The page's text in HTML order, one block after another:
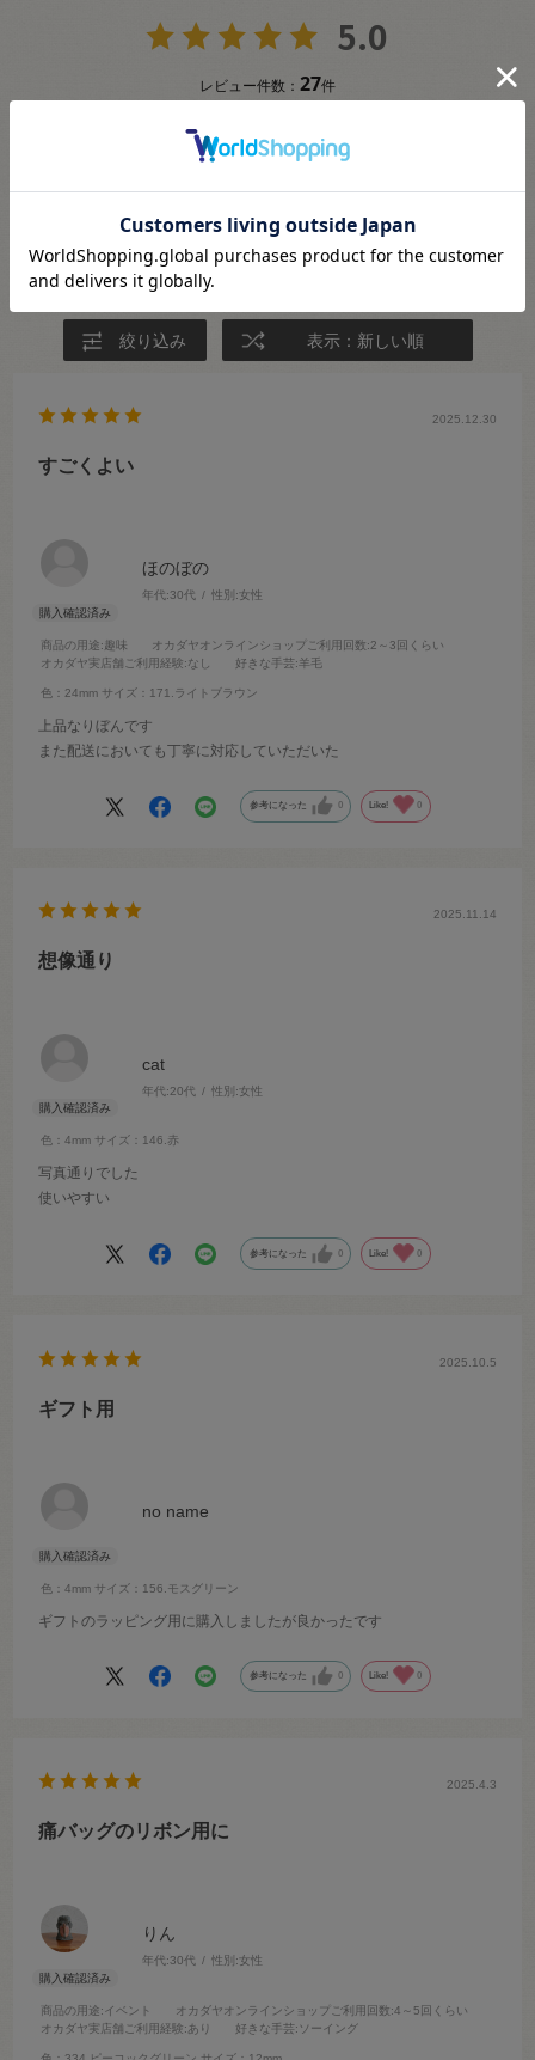
5.0
レビュー件数： 27件
★3 (0)
★1 (0)
絞り込み 表示：新しい順
ほのぼの
年代:30代 性別:女性
商品の用途:趣味 オカダヤオンラインショップご利用回数:2～3回くらい
オカダヤ実店舗ご利用経験:なし 好きな手芸:羊毛
色：24mm サイズ：171.ライトブラウン
2025.12.30
すごくよい
上品なりぼんです
また配送においても丁寧に対応していただいた
参考になった 0 Like! 0
cat
年代:20代 性別:女性
色：4mm サイズ：146.赤
2025.11.14
想像通り
写真通りでした
使いやすい
参考になった 0 Like! 0
no name
色：4mm サイズ：156.モスグリーン
2025.10.5
ギフト用
ギフトのラッピング用に購入しましたが良かったです
参考になった 0 Like! 0
りん
年代:30代 性別:女性
商品の用途:イベント オカダヤオンラインショップご利用回数:4～5回くらい
オカダヤ実店舗ご利用経験:あり 好きな手芸:ソーイング
2025.4.3
痛バッグのリボン用に